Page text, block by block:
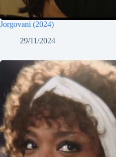
Jorgovani (2024)
29/11/2024